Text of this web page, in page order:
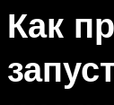
Как